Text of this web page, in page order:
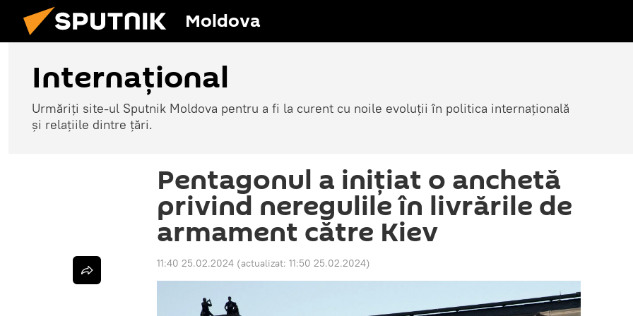
Moldova
Internațional
Urmăriți site-ul Sputnik Moldova pentru a fi la curent cu noile evoluții în politica internațională
și relațiile dintre țări.
Pentagonul a inițiat o anchetă
privind neregulile în livrările de
armament către Kiev
11:40 25.02.2024 (actualizat: 11:50 25.02.2024)